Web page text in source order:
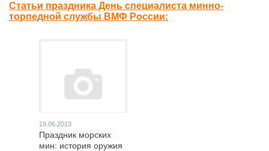
Статьи праздника День специалиста минно-
торпедной службы ВМФ России:
19.06.2013
Праздник морских
мин: история оружия